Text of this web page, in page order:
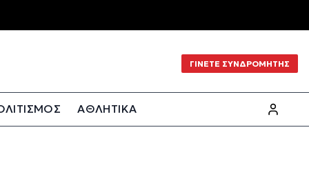
ΓΙΝΕΤΕ ΣΥΝΔΡΟΜΗΤΗΣ
ΑΘΛΗΤΙΚΑ